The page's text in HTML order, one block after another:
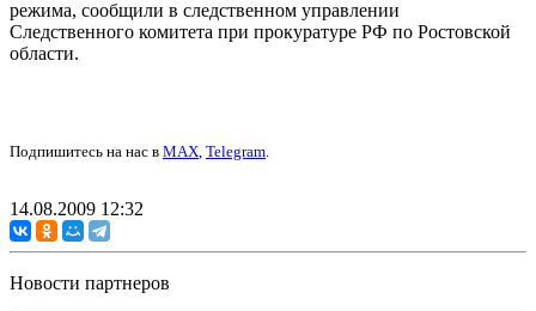
режима, сообщили в следственном управлении
Следственного комитета при прокуратуре РФ по Ростовской
области.
Подпишитесь на нас в MAX, Telegram.
14.08.2009 12:32
Новости партнеров